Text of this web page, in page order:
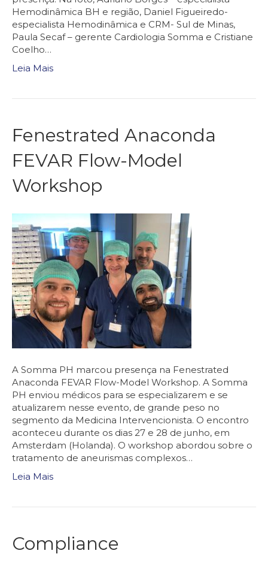
Hemodinâmica BH e região, Daniel Figueiredo-
especialista Hemodinâmica e CRM- Sul de Minas,
Paula Secaf – gerente Cardiologia Somma e Cristiane
Coelho…
Leia Mais
Fenestrated Anaconda
FEVAR Flow-Model
Workshop
A Somma PH marcou presença na Fenestrated
Anaconda FEVAR Flow-Model Workshop. A Somma
PH enviou médicos para se especializarem e se
atualizarem nesse evento, de grande peso no
segmento da Medicina Intervencionista. O encontro
aconteceu durante os dias 27 e 28 de junho, em
Amsterdam (Holanda). O workshop abordou sobre o
tratamento de aneurismas complexos…
Leia Mais
Compliance